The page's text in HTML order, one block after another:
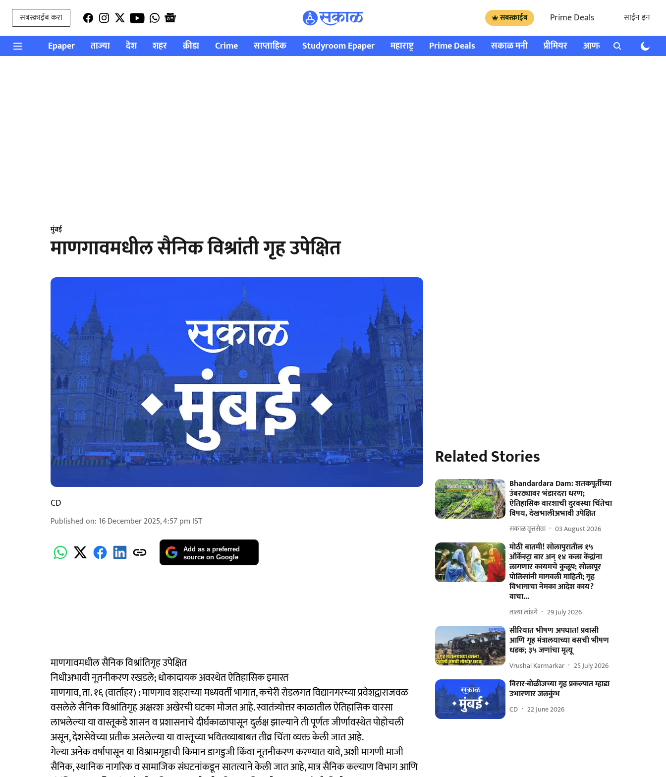
सबस्क्राईब करा सबस्क्राईब Prime Deals साईन इन
Epaper ताज्या देश शहर क्रीडा Crime साप्ताहिक Studyroom Epaper महाराष्ट्र Prime Deals सकाळ मनी प्रीमियर आणखी राशी भविष्य
मुंबई
माणगावमधील सैनिक विश्रांती गृह उपेक्षित
CD
Published on: 16 December 2025, 4:57 pm IST
Add as a preferred
source on Google
माणगावमधील सैनिक विश्रांतिगृह उपेक्षित
निधीअभावी नूतनीकरण रखडले; धोकादायक अवस्थेत ऐतिहासिक इमारत
माणगाव, ता. १६ (वार्ताहर) : माणगाव शहराच्या मध्यवर्ती भागात, कचेरी रोडलगत विद्यानगरच्या प्रवेशद्वाराजवळ
वसलेले सैनिक विश्रांतिगृह अक्षरशः अखेरची घटका मोजत आहे. स्वातंत्र्योत्तर काळातील ऐतिहासिक वारसा
लाभलेल्या या वास्तूकडे शासन व प्रशासनाचे दीर्घकाळापासून दुर्लक्ष झाल्याने ती पूर्णतः जीर्णावस्थेत पोहोचली
असून, देशसेवेच्या प्रतीक असलेल्या या वास्तूच्या भवितव्याबाबत तीव्र चिंता व्यक्त केली जात आहे.
गेल्या अनेक वर्षांपासून या विश्रामगृहाची किमान डागडुजी किंवा नूतनीकरण करण्यात यावे, अशी मागणी माजी
सैनिक, स्थानिक नागरिक व सामाजिक संघटनांकडून सातत्याने केली जात आहे, मात्र सैनिक कल्याण विभाग आणि
Related Stories
Bhandardara Dam: शतकपूर्तीच्या
उंबरठ्यावर भंडारदरा धरण;
ऐतिहासिक वारशाची दुरवस्था चिंतेचा
विषय, देखभालीअभावी उपेक्षित
सकाळ वृत्तसेवा 03 August 2026
मोठी बातमी! सोलापुरातील १५
ऑर्केस्ट्रा बार अन् १४ कला केंद्रांना
लागणार कायमचे कुलूप; सोलापूर
पोलिसांनी मागवली माहिती; गृह
विभागाचा नेमका आदेश काय?
वाचा...
तात्या लांडगे 29 July 2026
सीरियात भीषण अपघात! प्रवासी
आणि गृह मंत्रालयाच्या बसची भीषण
धडक; ३५ जणांचा मृत्यू
Vrushal Karmarkar 25 July 2026
विरार-बोळींजच्या गृह प्रकल्पात म्हाडा
उभारणार जलकुंभ
CD 22 June 2026